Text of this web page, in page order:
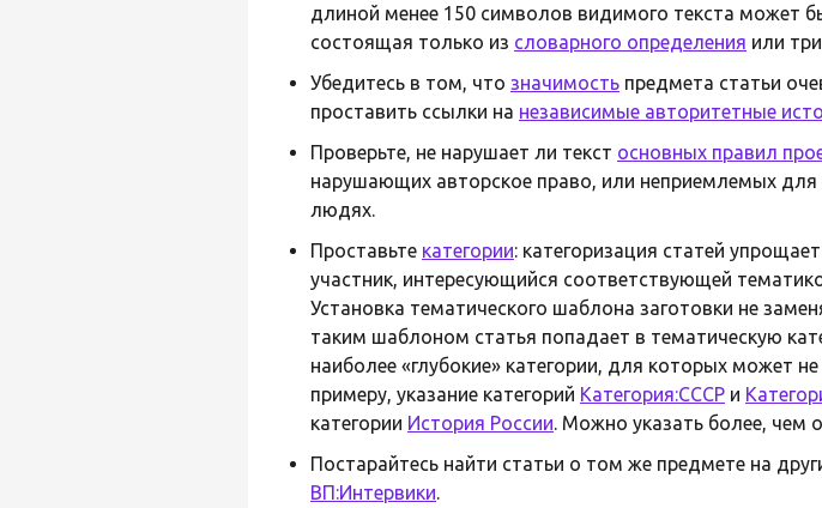
длиной менее 150 символов видимого текста может
состоящая только из словарного определения или
Убедитесь в том, что значимость предмета статьи
проставить ссылки на независимые авторитетные
Проверьте, не нарушает ли текст основных правил
нарушающих авторское право, или неприемлемых
людях.
Проставьте категории: категоризация статей
участник, интересующийся соответствующей
Установка тематического шаблона заготовки не
таким шаблоном статья попадает в тематическую
наиболее «глубокие» категории, для которых может
примеру, указание категорий Категория:СССР и
категории История России. Можно указать более, чем
Постарайтесь найти статьи о том же предмете на
ВП:Интервики.